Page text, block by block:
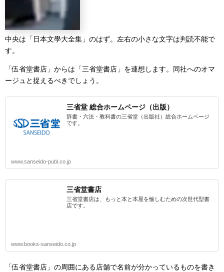
中央は「日本文學大全集」のはず。左右の小さな文字は判読不能で
す。
「伍省堂書店」からは「三省堂書店」を連想します。同社へのオマ
ージュと捉えるべきでしょう。
三省堂 総合ホームページ（出版）
辞書・六法・教科書の三省堂（出版社）総合ホームページ
です。
www.sanseido-publ.co.jp
三省堂書店
三省堂書店は、もっと本と本屋を愉しむための次世代型書
店です。
www.books-sanseido.co.jp
「伍省堂書店」の周囲にある店舗で名前が分かっているものを書き